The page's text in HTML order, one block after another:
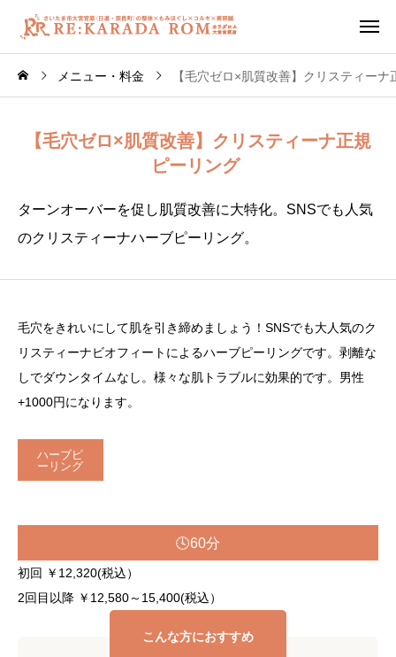
メニュー・料金 【毛穴ゼロ×肌質改善】クリスティー
【毛穴ゼロ×肌質改善】クリスティーナ正規
ピーリング
ターンオーバーを促し肌質改善に大特化。SNSでも人気
のクリスティーナハーブピーリング。
毛穴をきれいにして肌を引き締めましょう！SNSでも大人気のク
リスティーナビオフィートによるハーブピーリングです。 剥離な
しでダウンタイムなし。様々な肌トラブルに効果的です。男性
+1000円になります。
ハーブピ
ーリング
🕓60分
初回 ￥12,320(税込）
2回目以降 ￥12,580～15,400(税込）
こんな方におすすめ